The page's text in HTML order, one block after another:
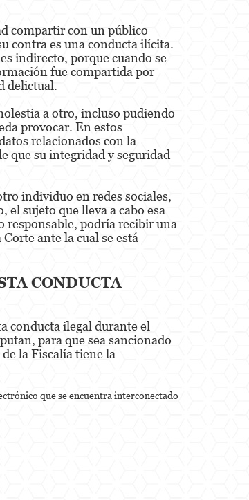
compartir con un público
contra es una conducta ilícita.
indirecto, porque cuando se
fue compartida por
delictual.
a otro, incluso pudiendo
provocar. En estos
relacionados con la
que su integridad y seguridad
individuo en redes sociales,
el sujeto que lleva a cabo esa
responsable, podría recibir una
ante la cual se está
CONDUCTA
conducta ilegal durante el
para que sea sancionado
la Fiscalía tiene la
que se encuentra interconectado